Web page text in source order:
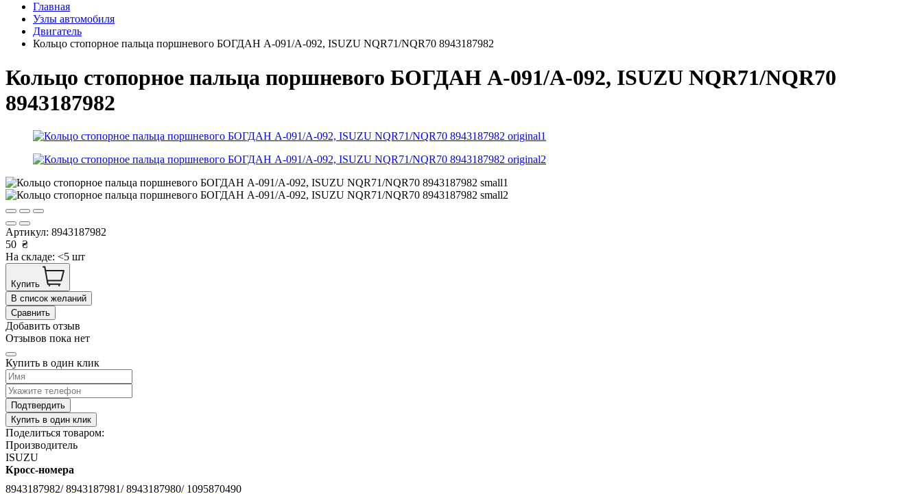
Главная
Узлы автомобиля
Двигатель
Кольцо стопорное пальца поршневого БОГДАН А-091/А-092, ISUZU NQR71/NQR70 8943187982
Кольцо стопорное пальца поршневого БОГДАН А-091/А-092, ISUZU NQR71/NQR70
8943187982
Артикул: 8943187982
50 ₴
На складе: <5 шт
Купить
В список желаний
Сравнить
Добавить отзыв
Отзывов пока нет
Купить в один клик
Подтвердить
Купить в один клик
Поделиться товаром:
Производитель
ISUZU
Кросс-номера
8943187982/ 8943187981/ 8943187980/ 1095870490